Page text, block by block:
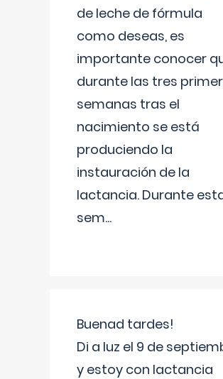
de leche de fórmula
como deseas, es
importante conocer
durante las tres
semanas tras el
nacimiento se está
produciendo la
instauración de la
lactancia. Durante
sem...
Buenad tardes!
Di a luz el 9 de
y estoy con lactancia